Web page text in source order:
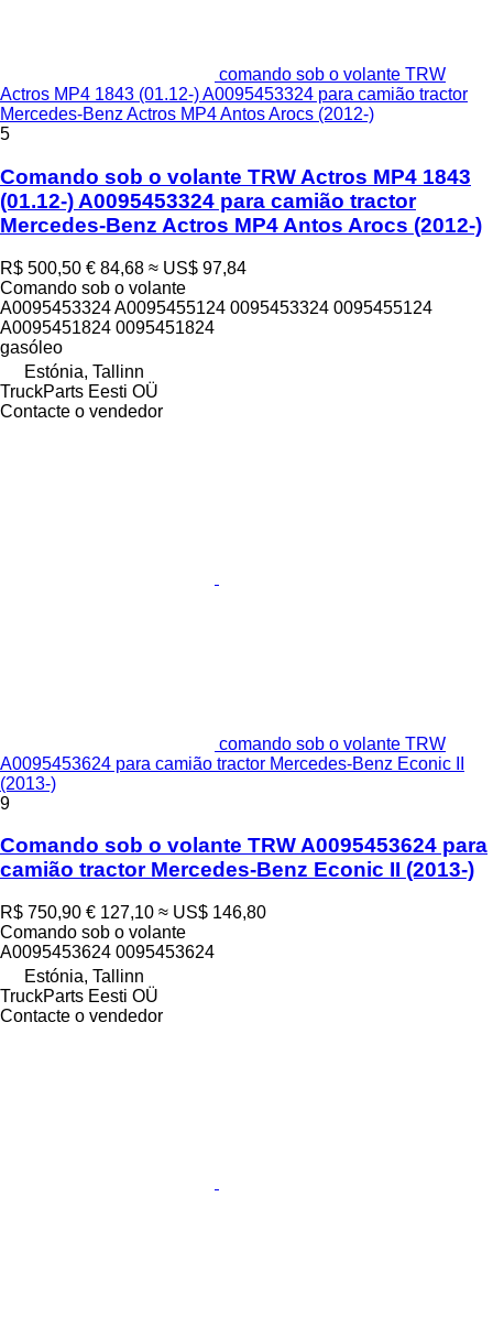
comando sob o volante TRW
Actros MP4 1843 (01.12-) A0095453324 para camião tractor
Mercedes-Benz Actros MP4 Antos Arocs (2012-)
5
Comando sob o volante TRW Actros MP4 1843
(01.12-) A0095453324 para camião tractor
Mercedes-Benz Actros MP4 Antos Arocs (2012-)
R$ 500,50 € 84,68 ≈ US$ 97,84
Comando sob o volante
A0095453324 A0095455124 0095453324 0095455124
A0095451824 0095451824
gasóleo
Estónia, Tallinn
TruckParts Eesti OÜ
Contacte o vendedor
comando sob o volante TRW
A0095453624 para camião tractor Mercedes-Benz Econic II
(2013-)
9
Comando sob o volante TRW A0095453624 para
camião tractor Mercedes-Benz Econic II (2013-)
R$ 750,90 € 127,10 ≈ US$ 146,80
Comando sob o volante
A0095453624 0095453624
Estónia, Tallinn
TruckParts Eesti OÜ
Contacte o vendedor